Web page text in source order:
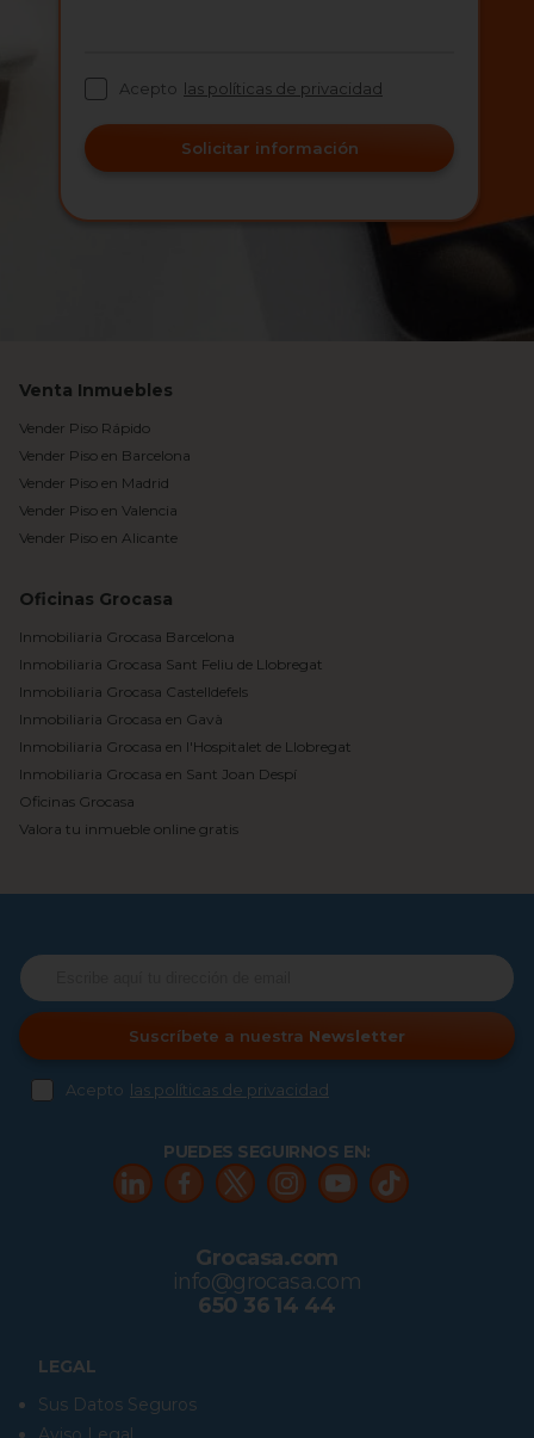
Acepto las políticas de privacidad
Solicitar información
Venta Inmuebles
Vender Piso Rápido
Vender Piso en Barcelona
Vender Piso en Madrid
Vender Piso en Valencia
Vender Piso en Alicante
Oficinas Grocasa
Inmobiliaria Grocasa Barcelona
Inmobiliaria Grocasa Sant Feliu de Llobregat
Inmobiliaria Grocasa Castelldefels
Inmobiliaria Grocasa en Gavà
Inmobiliaria Grocasa en l'Hospitalet de Llobregat
Inmobiliaria Grocasa en Sant Joan Despí
Oficinas Grocasa
Valora tu inmueble online gratis
Suscríbete a nuestra Newsletter
Acepto las políticas de privacidad
LEGAL
Sus Datos Seguros
PUEDES SEGUIRNOS EN:
Grocasa.com
info@grocasa.com
650 36 14 44